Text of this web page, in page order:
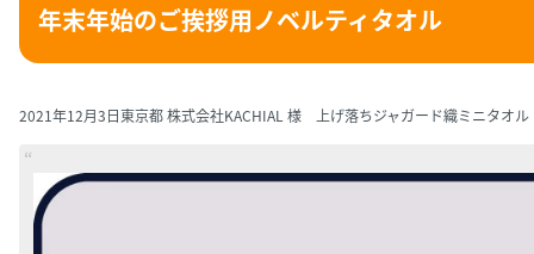
年末年始のご挨拶用ノベルティタオル
2021年12月3日東京都 株式会社KACHIAL 様 上げ落ちジャガード織ミニタオル